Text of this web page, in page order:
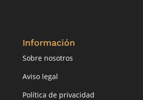
Información
Sobre nosotros
Aviso legal
Política de privacidad